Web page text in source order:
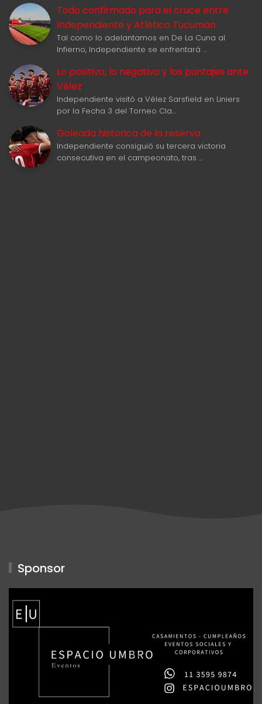
Todo confirmado para el cruce entre
Independiente y Atlético Tucumán
Tal como lo adelantamos en De La Cuna al
Infierno, Independiente se enfrentará …
Lo positivo, lo negativo y los puntajes ante
Vélez
Independiente visitó a Vélez Sarsfield en Liniers
por la Fecha 3 del Torneo Cla…
Goleada historica de la reserva
Independiente consiguió su tercera victoria
consecutiva en el campeonato, tras …
Sponsor